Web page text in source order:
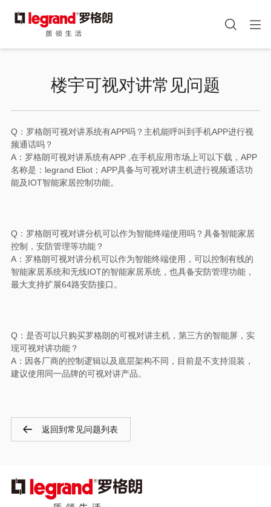
到
主
要
容
图
手机端头部icon
楼宇可视对讲常见问题
Q：罗格朗可视对讲系统有APP吗？主机能呼叫到手机APP进行视
频通话吗？
A：罗格朗可视对讲系统有APP ,在手机应用市场上可以下载，APP
名称是：legrand Eliot；APP具备与可视对讲主机进行视频通话功
能及IOT智能家居控制功能。
Q：罗格朗可视对讲分机可以作为智能终端使用吗？具备智能家居
控制，安防管理等功能？
A：罗格朗可视对讲分机可以作为智能终端使用，可以控制有线的
智能家居系统和无线IOT的智能家居系统，也具备安防管理功能，
最大支持扩展64路安防接口。
Q：是否可以只购买罗格朗的可视对讲主机，第三方的智能屏，实
现可视对讲功能？
A：因各厂商的控制逻辑以及底层架构不同，目前是不支持混装，
建议使用同一品牌的可视对讲产品。
返回到常见问题列表
像